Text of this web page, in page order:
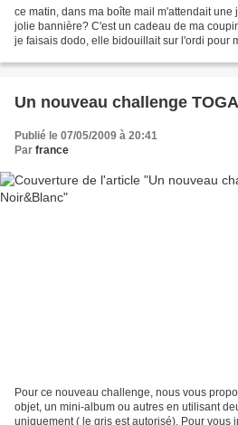
ce matin, dans ma boîte mail m'attendait
jolie bannière? C'est un cadeau de ma
je faisais dodo, elle bidouillait sur l'ordi pour
Un nouveau challenge
Publié le 07/05/2009 à 20:41
Par france
Pour ce nouveau challenge, nous vous
objet, un mini-album ou autres en utilisant
uniquement ( le gris est autorisé). Pour vous